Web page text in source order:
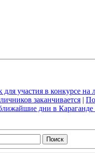
для участия в конкурсе на
заканчивается |
дни в Караганде